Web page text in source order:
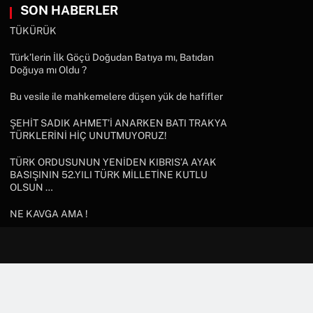
SON HABERLER
TÜKÜRÜK
Türk’lerin İlk Göçü Doğudan Batıya mı, Batıdan
Doğuya mı Oldu ?
Bu vesile ile mahkemelere düşen yük de hafifler
ŞEHİT SADIK AHMET’İ ANARKEN BATI TRAKYA
TÜRKLERİNİ HİÇ UNUTMUYORUZ!
TÜRK ORDUSUNUN YENİDEN KIBRIS’A AYAK
BASIŞININ 52.YILI TÜRK MİLLETİNE KUTLU
OLSUN …
NE KAVGA AMA !